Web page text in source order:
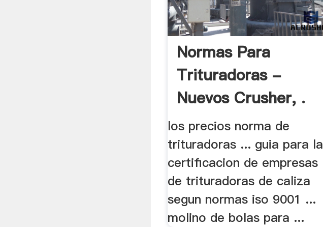
Normas Para
Trituradoras -
Nuevos Crusher, .
los precios norma de
trituradoras ... guia para la
certificacion de empresas
de trituradoras de caliza
segun normas iso 9001 ...
molino de bolas para ...